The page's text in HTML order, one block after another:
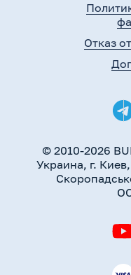
© 2010-2026
Украина, г.
Отказ